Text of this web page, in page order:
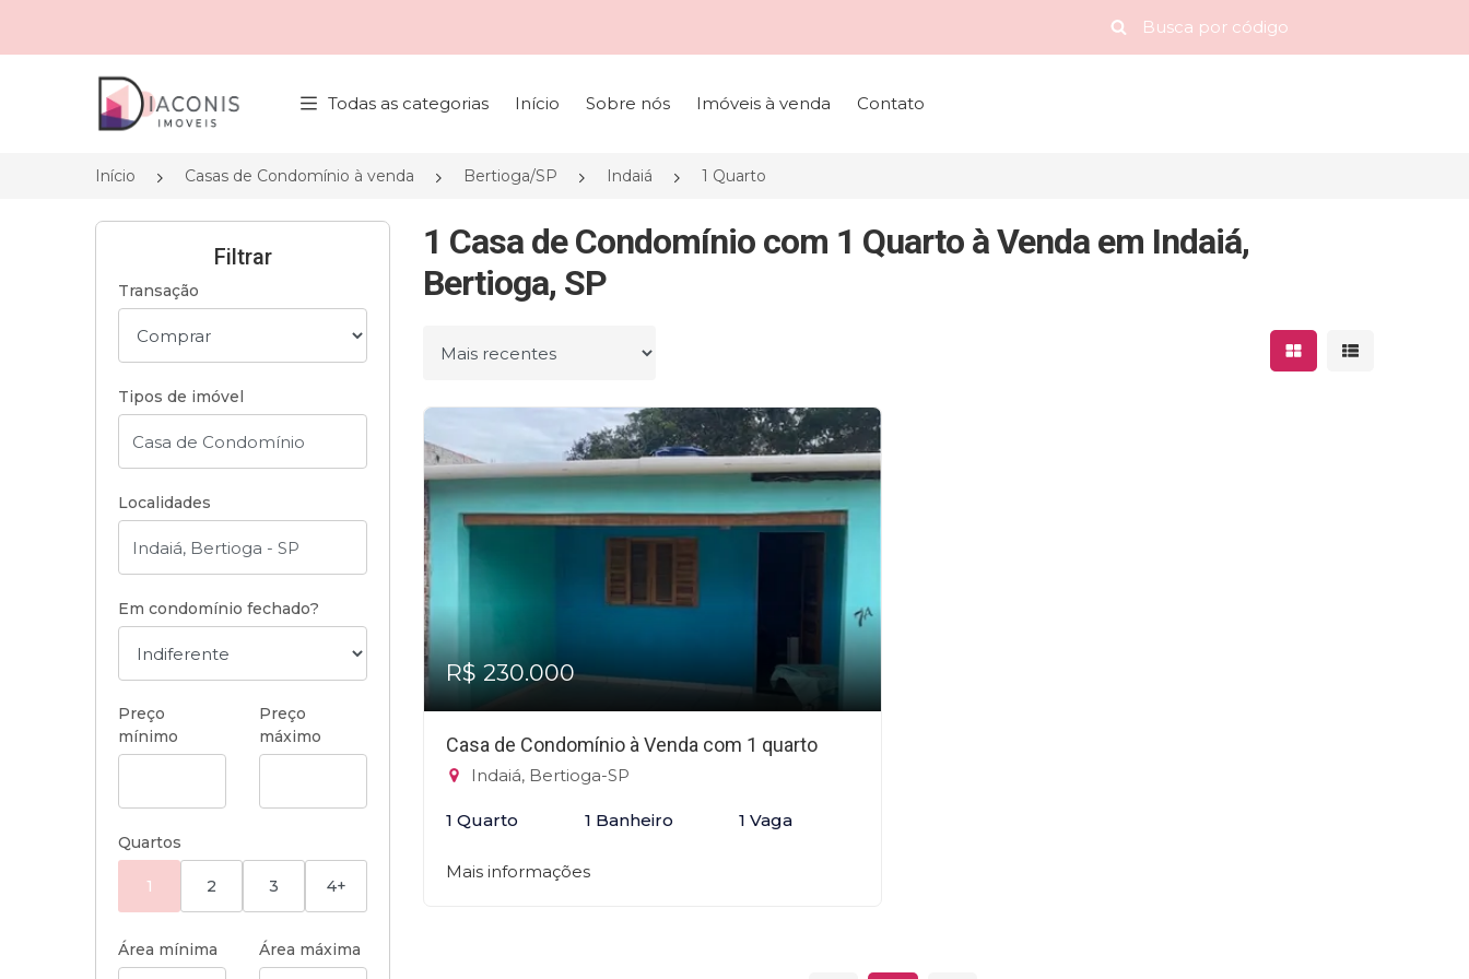
Página inicial
Todas as categorias Início Sobre nós Imóveis à venda Contato
Início Casas de Condomínio à venda Bertioga/SP Indaiá 1 Quarto
Filtrar
Transação
Tipos de imóvel
Localidades
Em condomínio fechado?
Preço
mínimo
Preço
máximo
Quartos
1 2 3 4+
Área mínima Área máxima
1 Casa de Condomínio com 1 Quarto à Venda em Indaiá,
Bertioga, SP
Ordenar por Mostrar resultados
Mostrar
R$ 230.000
Casa de Condomínio à Venda com 1 quarto
Indaiá, Bertioga-SP
1 Quarto 1 Banheiro 1 Vaga
Mais informações